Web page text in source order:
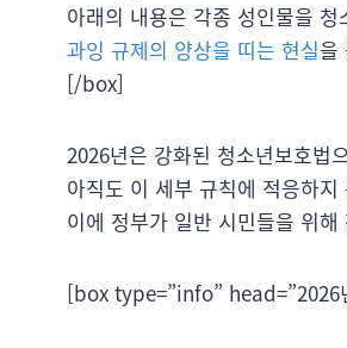
아래의 내용은 각종 성인물을
과잉 규제의 양상을 띠는 현실을
[/box]
2026년은 강화된 청소년보호법
아직도 이 세부 규칙에 적응하
이에 정부가 일반 시민들을 위
[box type=”info” head=”2026